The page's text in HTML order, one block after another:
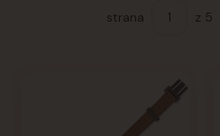
strana
z 5